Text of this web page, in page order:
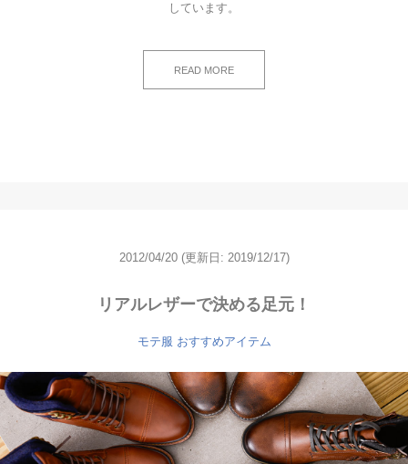
しています。
READ MORE
2012/04/20 (更新日: 2019/12/17)
リアルレザーで決める足元！
モテ服 おすすめアイテム